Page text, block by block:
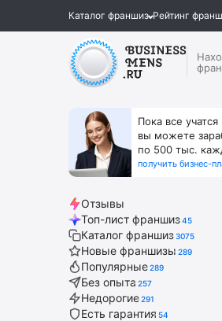
Каталог франшиз Рейтинг
Пока все
вы можете
по 500 тыс.
получить бизнес-
Отзывы
Топ-лист франшиз45
Каталог франшиз3075
Новые франшизы 289
Популярные289
Без опыта 257
Недорогие291
Есть гарантия 54